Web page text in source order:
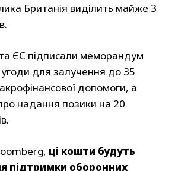
Британія виділить майже 3
та ЄС підписали меморандум
для залучення до 35
допомоги, а
надання позики на 20
ці кошти будуть
підтримки оборонних